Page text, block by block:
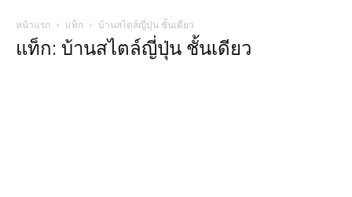
หน้าแรก แท็ก บ้านสไตล์ญี่ปุ่น ชั้นเดียว
แท็ก: บ้านสไตล์ญี่ปุ่น ชั้นเดียว